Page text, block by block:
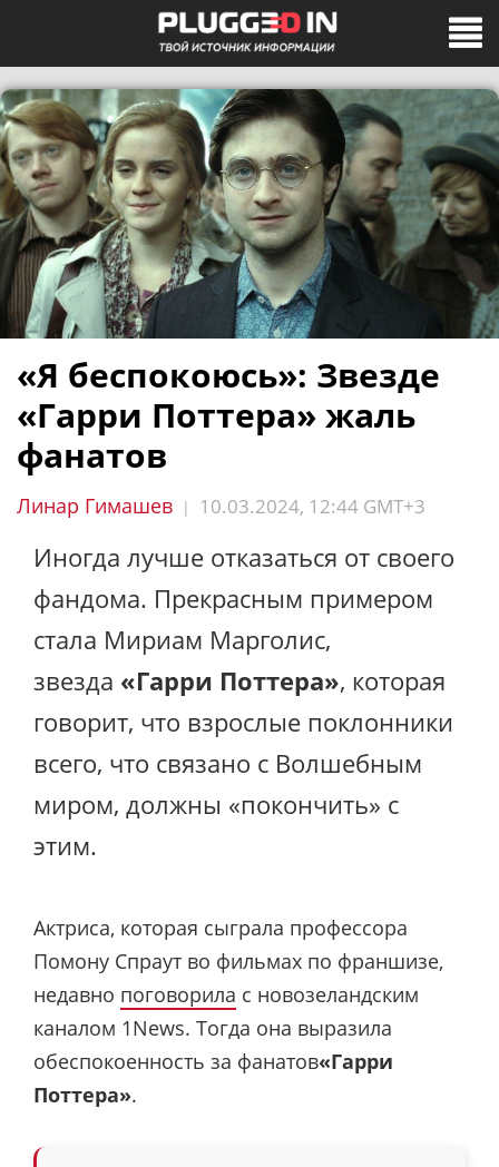
«Я беспокоюсь»: Звезде
«Гарри Поттера» жаль
фанатов
Линар Гимашев | 10.03.2024, 12:44 GMT+3
Иногда лучше отказаться от своего
фандома. Прекрасным примером
стала Мириам Марголис,
звезда «Гарри Поттера», которая
говорит, что взрослые поклонники
всего, что связано с Волшебным
миром, должны «покончить» с
этим.
Актриса, которая сыграла профессора
Помону Спраут во фильмах по франшизе,
недавно поговорила с новозеландским
каналом 1News. Тогда она выразила
обеспокоенность за фанатов«Гарри
Поттера».